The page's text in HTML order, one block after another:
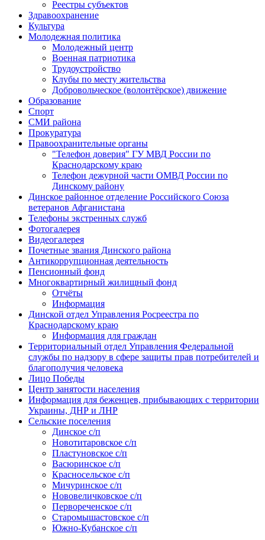
Реестры субъектов
Здравоохранение
Культура
Молодежная политика
Молодежный центр
Военная патриотика
Трудоустройство
Клубы по месту жительства
Добровольческое (волонтёрское) движение
Образование
Спорт
СМИ района
Прокуратура
Правоохранительные органы
"Телефон доверия" ГУ МВД России по
Краснодарскому краю
Телефон дежурной части ОМВД России по
Динскому району
Динское районное отделение Российского Союза
ветеранов Афганистана
Телефоны экстренных служб
Фотогалерея
Видеогалерея
Почетные звания Динского района
Антикоррупционная деятельность
Пенсионный фонд
Многоквартирный жилищный фонд
Отчёты
Информация
Динской отдел Управления Росреестра по
Краснодарскому краю
Информация для граждан
Территориальный отдел Управления Федеральной
службы по надзору в сфере защиты прав потребителей и
благополучия человека
Лицо Победы
Центр занятости населения
Информация для беженцев, прибывающих с территории
Украины, ДНР и ЛНР
Сельские поселения
Динское с/п
Новотитаровское с/п
Пластуновское с/п
Васюринское с/п
Красносельское с/п
Мичуринское с/п
Нововеличковское с/п
Первореченское с/п
Старомышастовское с/п
Южно-Кубанское с/п